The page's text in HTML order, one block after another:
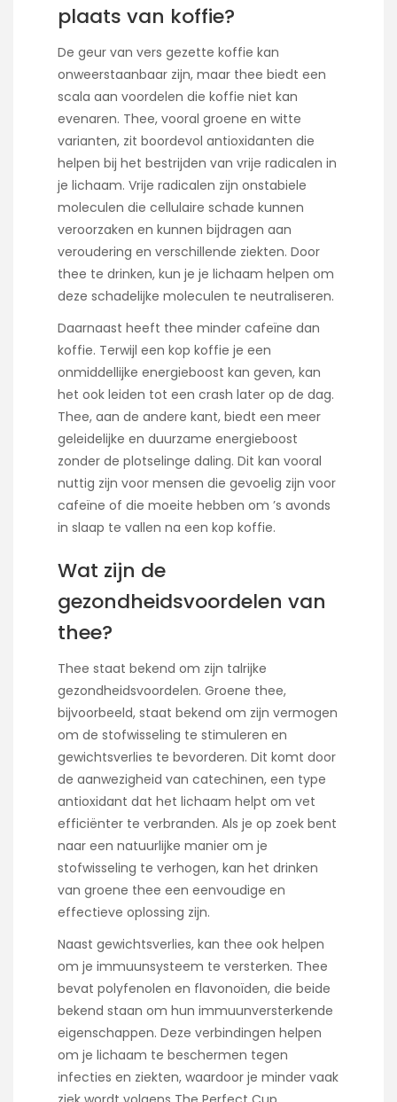
plaats van koffie?
De geur van vers gezette koffie kan
onweerstaanbaar zijn, maar thee biedt een
scala aan voordelen die koffie niet kan
evenaren. Thee, vooral groene en witte
varianten, zit boordevol antioxidanten die
helpen bij het bestrijden van vrije radicalen in
je lichaam. Vrije radicalen zijn onstabiele
moleculen die cellulaire schade kunnen
veroorzaken en kunnen bijdragen aan
veroudering en verschillende ziekten. Door
thee te drinken, kun je je lichaam helpen om
deze schadelijke moleculen te neutraliseren.
Daarnaast heeft thee minder cafeïne dan
koffie. Terwijl een kop koffie je een
onmiddellijke energieboost kan geven, kan
het ook leiden tot een crash later op de dag.
Thee, aan de andere kant, biedt een meer
geleidelijke en duurzame energieboost
zonder de plotselinge daling. Dit kan vooral
nuttig zijn voor mensen die gevoelig zijn voor
cafeïne of die moeite hebben om ’s avonds
in slaap te vallen na een kop koffie.
Wat zijn de
gezondheidsvoordelen van
thee?
Thee staat bekend om zijn talrijke
gezondheidsvoordelen. Groene thee,
bijvoorbeeld, staat bekend om zijn vermogen
om de stofwisseling te stimuleren en
gewichtsverlies te bevorderen. Dit komt door
de aanwezigheid van catechinen, een type
antioxidant dat het lichaam helpt om vet
efficiënter te verbranden. Als je op zoek bent
naar een natuurlijke manier om je
stofwisseling te verhogen, kan het drinken
van groene thee een eenvoudige en
effectieve oplossing zijn.
Naast gewichtsverlies, kan thee ook helpen
om je immuunsysteem te versterken. Thee
bevat polyfenolen en flavonoïden, die beide
bekend staan om hun immuunversterkende
eigenschappen. Deze verbindingen helpen
om je lichaam te beschermen tegen
infecties en ziekten, waardoor je minder vaak